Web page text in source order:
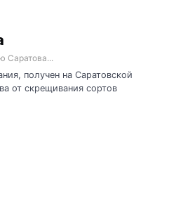
Саратова...
получен на Саратовской
от скрещивания сортов